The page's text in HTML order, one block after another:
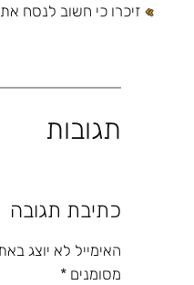
זיכרו כי חשוב לנסח
תגובות
כתיבת תגובה
האימייל לא יוצג
מסומנים *